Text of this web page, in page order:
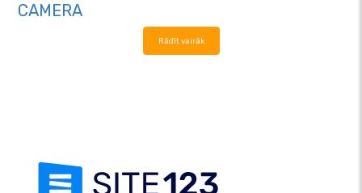
CAMERA
Rādīt vairāk